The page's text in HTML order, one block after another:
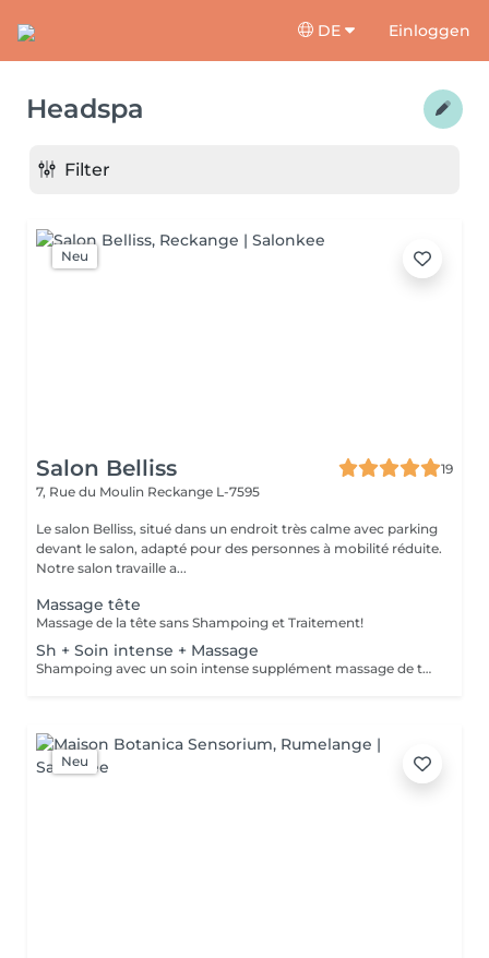
DE Einloggen
Headspa
Filter
Neu
Salon Belliss
19
7, Rue du Moulin Reckange L-7595
Le salon Belliss, situé dans un endroit très calme avec parking
devant le salon, adapté pour des personnes à mobilité réduite.
Notre salon travaille a...
Massage tête
Massage de la tête sans Shampoing et Traitement!
Sh + Soin intense + Massage
Shampoing avec un soin intense supplément massage de tête 15min séchage inclus!
Neu